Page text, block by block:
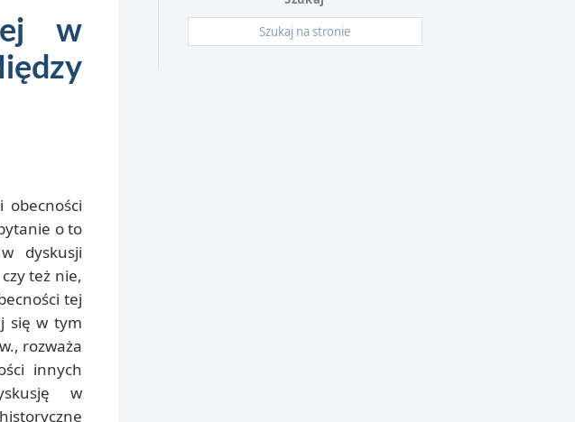
w
obecności
o to
dyskusji
też nie,
tej
się w tym
rozważa
innych
w